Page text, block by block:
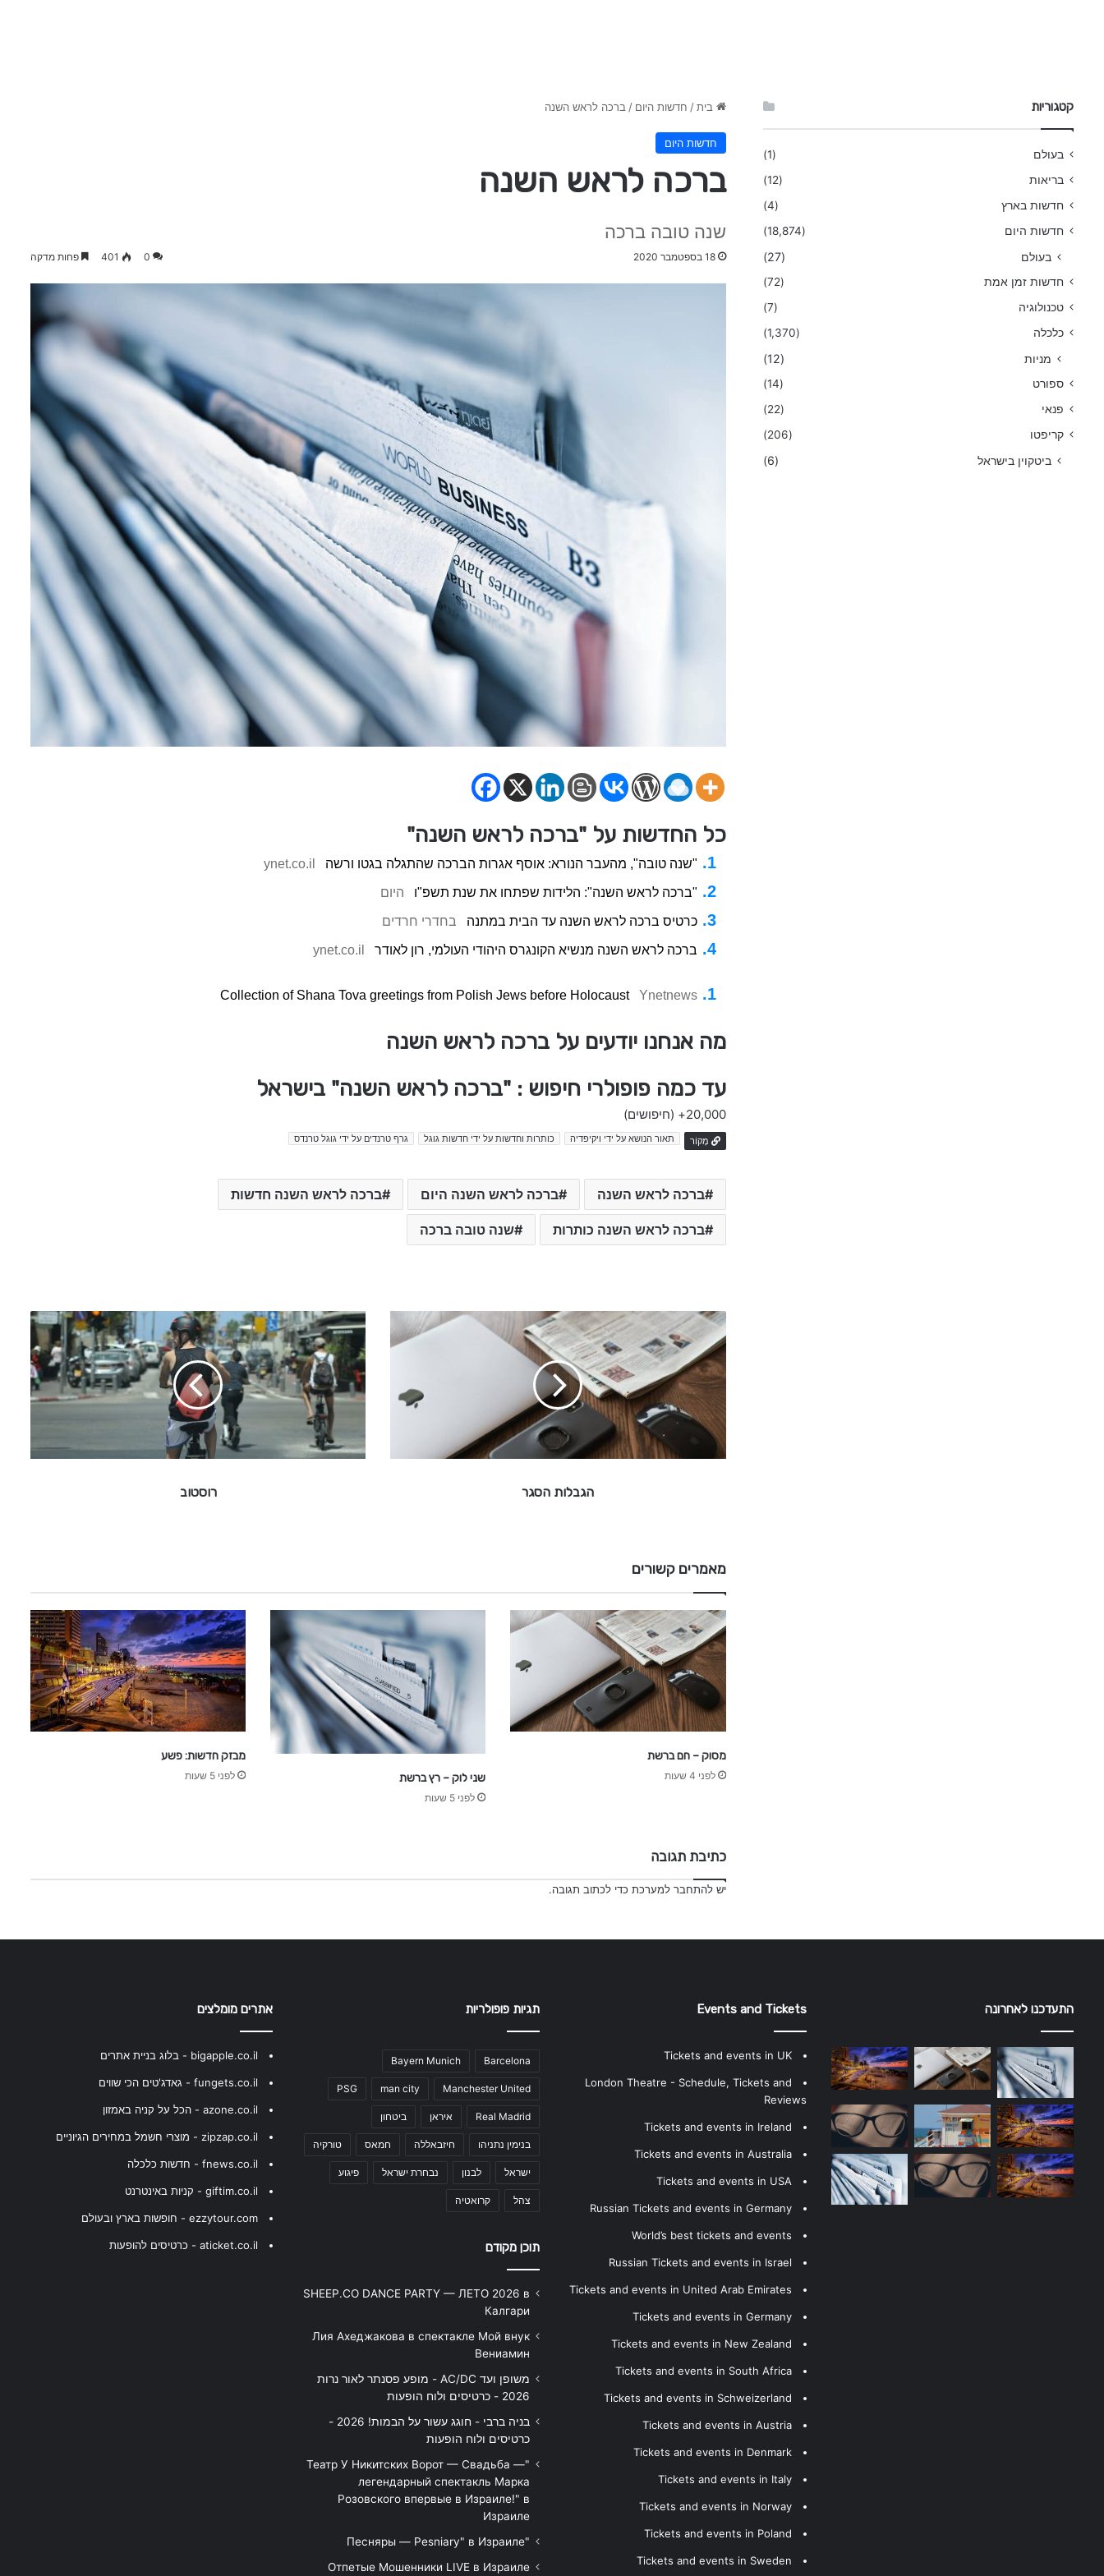
בית / חדשות היום / ברכה לראש השנה
חדשות היום
ברכה לראש השנה
שנה טובה ברכה
18 בספטמבר 2020 0
401 פחות מדקה
כל החדשות על "ברכה לראש השנה"
"שנה טובה", מהעבר הנורא: אוסף אגרות הברכה שהתגלה בגטו ורשה ynet.co.il
"ברכה לראש השנה": הלידות שפתחו את שנת תשפ"ו היום
כרטיס ברכה לראש השנה עד הבית במתנה בחדרי חרדים
ברכה לראש השנה מנשיא הקונגרס היהודי העולמי, רון לאודר ynet.co.il
Collection of Shana Tova greetings from Polish Jews before Holocaust Ynetnews
מה אנחנו יודעים על ברכה לראש השנה
עד כמה פופולרי חיפוש : "ברכה לראש השנה" בישראל
20,000+ (חיפושים)
מָקוֹר תאור הנושא על ידי ויקיפדיה כותרות וחדשות על ידי חדשות גוגל גרף טרנדים על ידי גוגל טרנדס
ברכה לראש השנה ברכה לראש השנה היום ברכה לראש השנה חדשות
ברכה לראש השנה כותרות שנה טובה ברכה
ה
ג
ב
ל
ה
ס
ג
הגבלות הסגר
ר
ו
ס
ט
ו
ב
רוסטוב
מאמרים קשורים
מסוק – חם ברשת
לפני 4 שעות שני לוק – רץ ברשת
לפני 5 שעות
מבזק חדשות: פשע
לפני 5 שעות
כתיבת תגובה
ישלהתחבר למערכת כדי לכתוב תגובה.
קטגוריות
בעולם
(1)
בריאות
(12)
חדשות בארץ
(4)
חדשות היום
(18,874)
בעולם (27)
חדשות זמן אמת
(72)
טכנולוגיה
(7)
כלכלה
(1,370)
מניות (12)
ספורט
(14)
פנאי
(22)
קריפטו
(206)
ביטקוין בישראל (6)
התעדכנו לאחרונה Events and Tickets
Tickets and events in UK
London Theatre - Schedule, Tickets and
Reviews
Tickets and events in Ireland
Tickets and events in Australia
Tickets and events in USA
Russian Tickets and events in Germany
World’s best tickets and events
Russian Tickets and events in Israel
Tickets and events in United Arab Emirates
Tickets and events in Germany
Tickets and events in New Zealand
Tickets and events in South Africa
Tickets and events in Schweizerland
Tickets and events in Austria
Tickets and events in Denmark
Tickets and events in Italy
Tickets and events in Norway
Tickets and events in Poland
Tickets and events in Sweden
תגיות פופולריות
Barcelona
Bayern Munich
Manchester United
man city
PSG
Real Madrid איראן ביטחון
בנימין נתניהו חיזבאללה חמאס טורקיה
ישראל לבנון נבחרת ישראל פיגוע
צהל קרואטיה
תוכן מקודם
SHEEP.CO DANCE PARTY — ЛЕТО 2026 в
Калгари
Лия Ахеджакова в спектакле Мой внук
Вениамин
משופן ועד AC/DC - מופע פסנתר לאור נרות
2026 - כרטיסים ולוח הופעות
בניה ברבי - חוגג עשור על הבמות! 2026 -
כרטיסים ולוח הופעות
"Театр У Никитских Ворот — Свадьба —
легендарный спектакль Марка
Розовского впервые в Израиле!" в
Израиле
"Песняры — Pesniary" в Израиле
Отпетые Мошенники LIVE в Израиле
אתרים מומלצים
bigapple.co.il - בלוג בניית אתרים
fungets.co.il - גאדג'טים הכי שווים
azone.co.il - הכל על קניה באמזון
zipzap.co.il - מוצרי חשמל במחירים הגיוניים
fnews.co.il - חדשות כלכלה
giftim.co.il - קניות באינטרנט
ezzytour.com - חופשות בארץ ובעולם
aticket.co.il - כרטיסים להופעות